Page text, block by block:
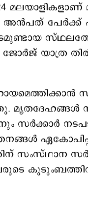
മലയാളികളാണ്
അന്‍പത് പേര്‍ക്ക്
ജോര്‍ജ് യാത്ര
മൃതദേഹങ്ങള്‍
സര്‍ക്കാര്‍
സംസ്ഥാന